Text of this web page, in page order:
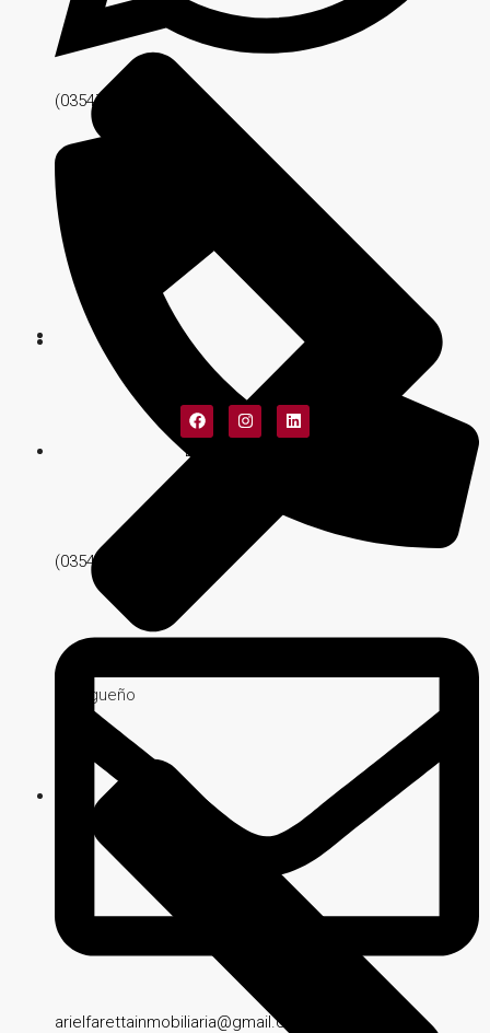
Malagueño
(03547) 561518
(03547) 427051
arielfarettainmobiliaria@gmail.com
Diseño Web: Matías Fuentes